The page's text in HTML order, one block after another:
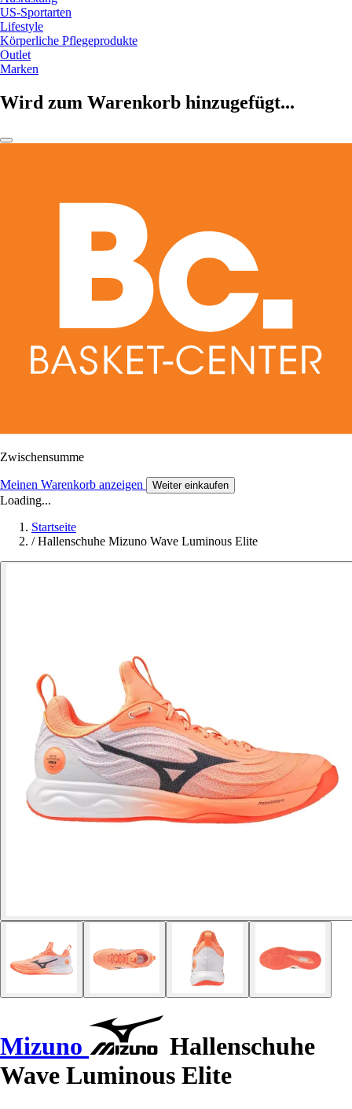
US-Sportarten
Lifestyle
Körperliche Pflegeprodukte
Outlet
Marken
Wird zum Warenkorb hinzugefügt...
Zwischensumme
Meinen Warenkorb anzeigen Weiter einkaufen
Loading...
Startseite
/ Hallenschuhe Mizuno Wave Luminous Elite
Mizuno
Hallenschuhe
Wave Luminous Elite